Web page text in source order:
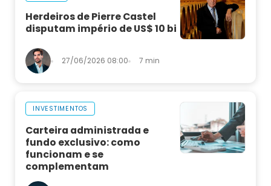
Herdeiros de Pierre Castel
disputam império de US$ 10 bi
27/06/2026 08:00 7 min
INVESTIMENTOS
Carteira administrada e
fundo exclusivo: como
funcionam e se
complementam